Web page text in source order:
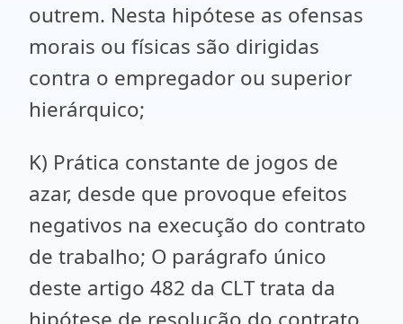
outrem. Nesta hipótese as ofensas
morais ou físicas são dirigidas
contra o empregador ou superior
hierárquico;
K) Prática constante de jogos de
azar, desde que provoque efeitos
negativos na execução do contrato
de trabalho; O parágrafo único
deste artigo 482 da CLT trata da